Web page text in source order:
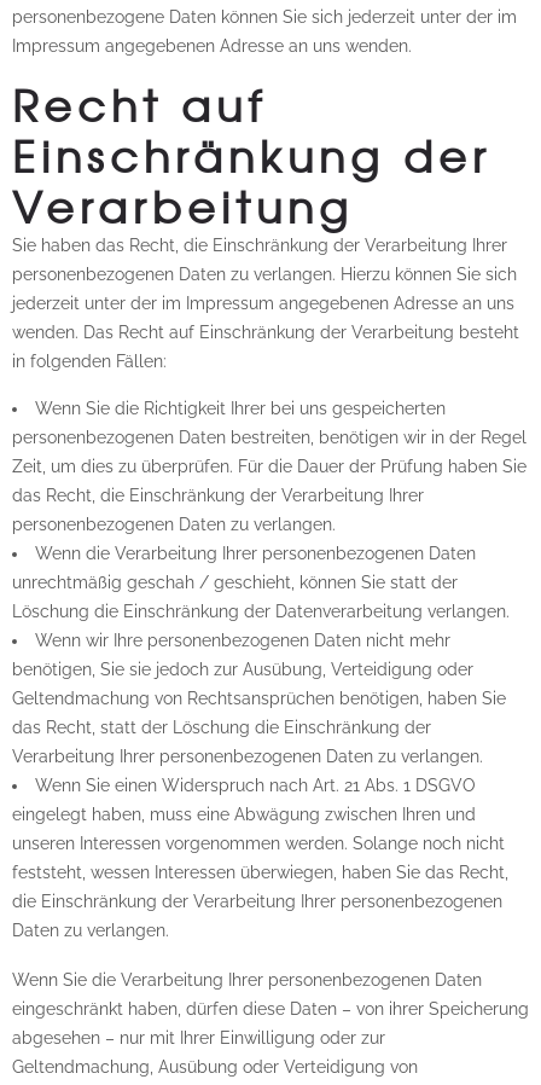
personenbezogene Daten können Sie sich jederzeit unter der im
Impressum angegebenen Adresse an uns wenden.
Recht auf
Einschränkung der
Verarbeitung
Sie haben das Recht, die Einschränkung der Verarbeitung Ihrer
personenbezogenen Daten zu verlangen. Hierzu können Sie sich
jederzeit unter der im Impressum angegebenen Adresse an uns
wenden. Das Recht auf Einschränkung der Verarbeitung besteht
in folgenden Fällen:
Wenn Sie die Richtigkeit Ihrer bei uns gespeicherten
personenbezogenen Daten bestreiten, benötigen wir in der Regel
Zeit, um dies zu überprüfen. Für die Dauer der Prüfung haben Sie
das Recht, die Einschränkung der Verarbeitung Ihrer
personenbezogenen Daten zu verlangen.
Wenn die Verarbeitung Ihrer personenbezogenen Daten
unrechtmäßig geschah / geschieht, können Sie statt der
Löschung die Einschränkung der Datenverarbeitung verlangen.
Wenn wir Ihre personenbezogenen Daten nicht mehr
benötigen, Sie sie jedoch zur Ausübung, Verteidigung oder
Geltendmachung von Rechtsansprüchen benötigen, haben Sie
das Recht, statt der Löschung die Einschränkung der
Verarbeitung Ihrer personenbezogenen Daten zu verlangen.
Wenn Sie einen Widerspruch nach Art. 21 Abs. 1 DSGVO
eingelegt haben, muss eine Abwägung zwischen Ihren und
unseren Interessen vorgenommen werden. Solange noch nicht
feststeht, wessen Interessen überwiegen, haben Sie das Recht,
die Einschränkung der Verarbeitung Ihrer personenbezogenen
Daten zu verlangen.
Wenn Sie die Verarbeitung Ihrer personenbezogenen Daten
eingeschränkt haben, dürfen diese Daten – von ihrer Speicherung
abgesehen – nur mit Ihrer Einwilligung oder zur
Geltendmachung, Ausübung oder Verteidigung von